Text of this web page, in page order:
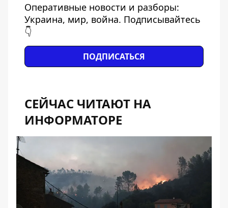
Оперативные новости и разборы:
Украина, мир, война. Подписывайтесь
👇
ПОДПИСАТЬСЯ
СЕЙЧАС ЧИТАЮТ НА
ИНФОРМАТОРЕ